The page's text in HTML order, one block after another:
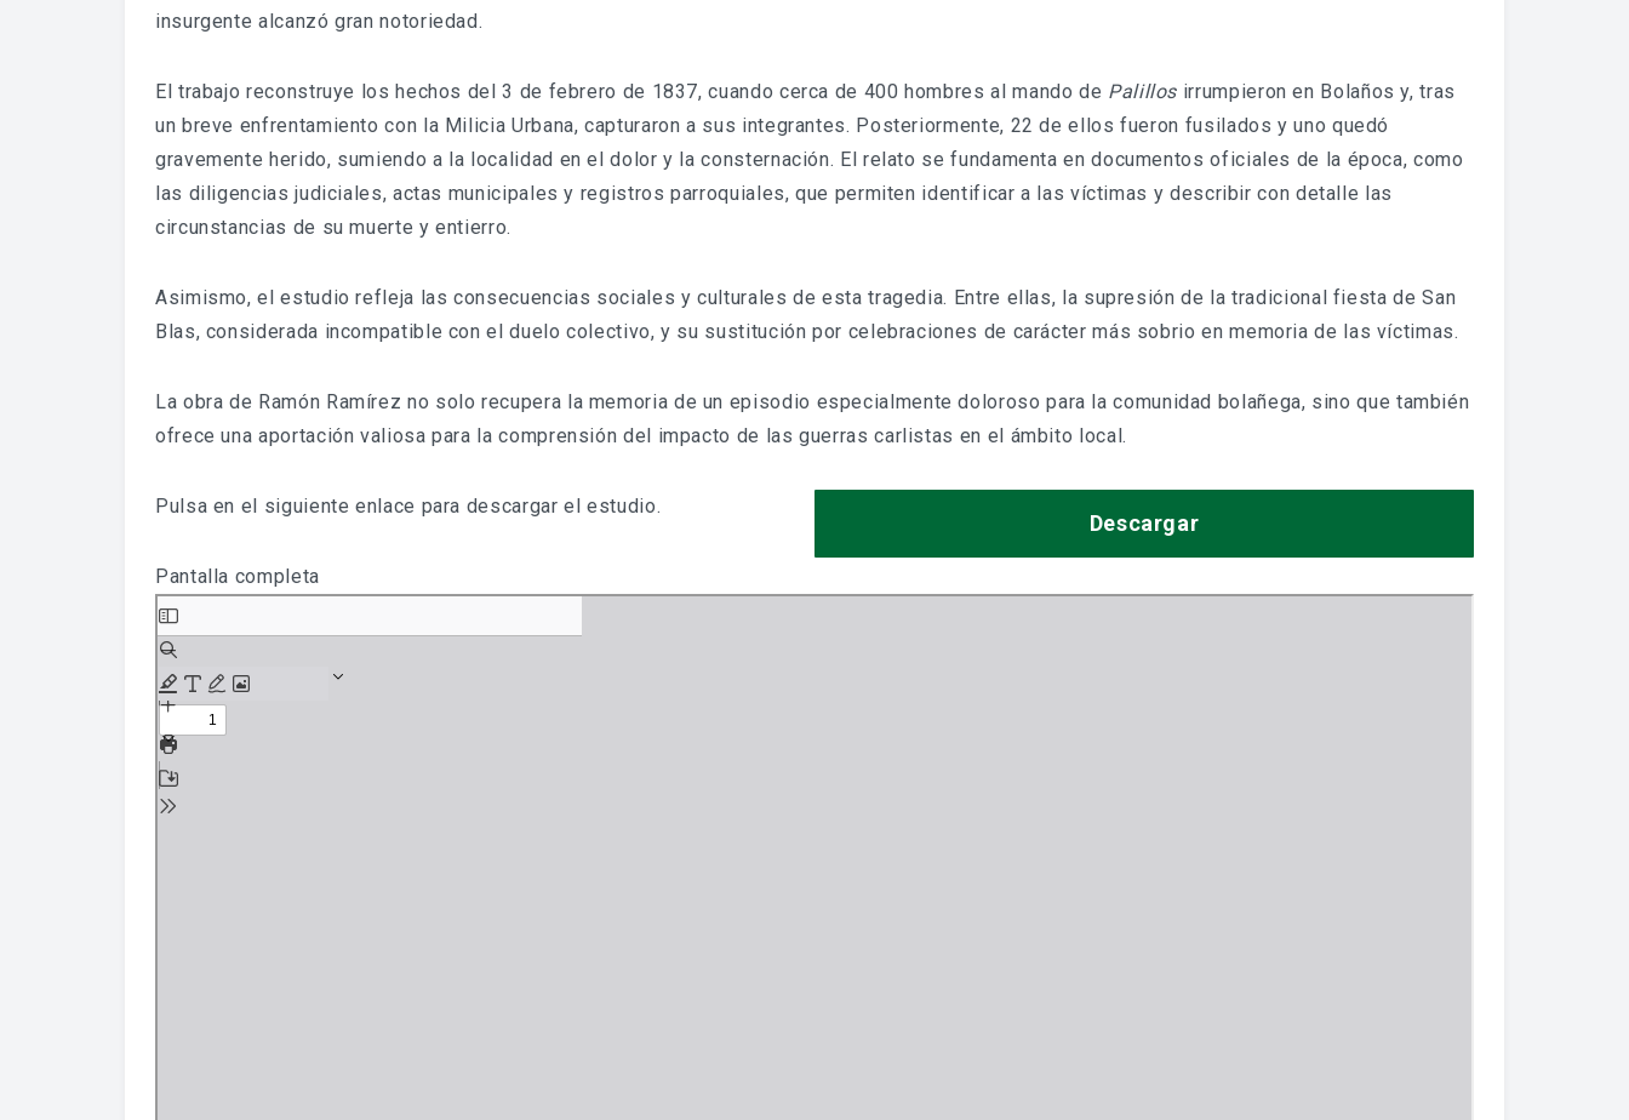
insurgente alcanzó gran notoriedad.
El trabajo reconstruye los hechos del 3 de febrero de 1837, cuando cerca de 400 hombres al mando de Palillos irrumpieron en Bolaños y, tras
un breve enfrentamiento con la Milicia Urbana, capturaron a sus integrantes. Posteriormente, 22 de ellos fueron fusilados y uno quedó
gravemente herido, sumiendo a la localidad en el dolor y la consternación. El relato se fundamenta en documentos oficiales de la época, como
las diligencias judiciales, actas municipales y registros parroquiales, que permiten identificar a las víctimas y describir con detalle las
circunstancias de su muerte y entierro.
Asimismo, el estudio refleja las consecuencias sociales y culturales de esta tragedia. Entre ellas, la supresión de la tradicional fiesta de San
Blas, considerada incompatible con el duelo colectivo, y su sustitución por celebraciones de carácter más sobrio en memoria de las víctimas.
La obra de Ramón Ramírez no solo recupera la memoria de un episodio especialmente doloroso para la comunidad bolañega, sino que también
ofrece una aportación valiosa para la comprensión del impacto de las guerras carlistas en el ámbito local.
Pulsa en el siguiente enlace para descargar el estudio.
Descargar
Pantalla completa
Saltar
al
contenido
del
PDF